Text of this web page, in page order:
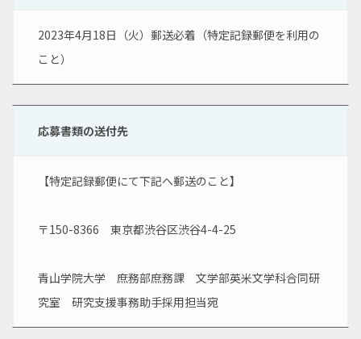
2023年4月18日（火）郵送必着（特定記録郵便を利用の
こと）
応募書類の送付先
【特定記録郵便にて下記へ郵送のこと】
〒150-8366　東京都渋谷区渋谷4-4-25
青山学院大学　庶務部庶務課　文学部英米文学科合同研
究室　研究支援事務助手採用担当宛